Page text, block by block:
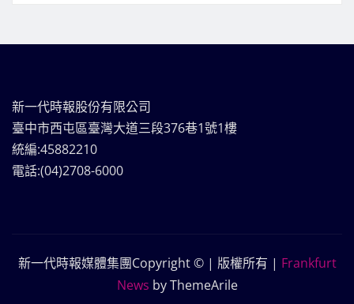
新一代時報股份有限公司
臺中市西屯區臺灣大道三段376巷1號1樓
統編:45882210
電話:(04)2708-6000
新一代時報媒體集團Copyright © | 版權所有 | Frankfurt
News by ThemeArile